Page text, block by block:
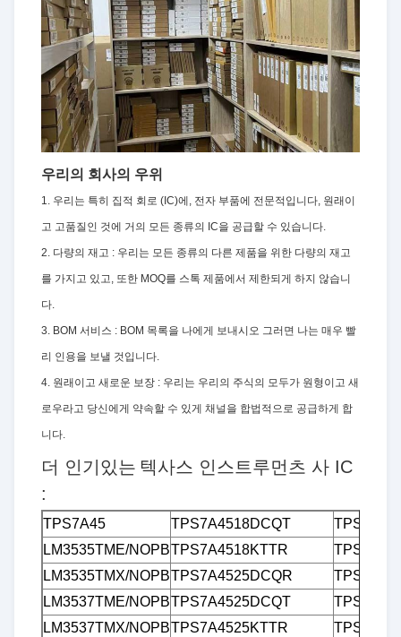
우리의 회사의 우위
1. 우리는 특히 집적 회로 (IC)에, 전자 부품에 전문적입니다, 원래이
고 고품질인 것에 거의 모든 종류의 IC을 공급할 수 있습니다.
2. 다량의 재고 : 우리는 모든 종류의 다른 제품을 위한 다량의 재고
를 가지고 있고, 또한 MOQ를 스톡 제품에서 제한되게 하지 않습니
다.
3. BOM 서비스 : BOM 목록을 나에게 보내시오 그러면 나는 매우 빨
리 인용을 보낼 것입니다.
4. 원래이고 새로운 보장 : 우리는 우리의 주식의 모두가 원형이고 새
로우라고 당신에게 약속할 수 있게 채널을 합법적으로 공급하게 합
니다.
더 인기있는 텍사스 인스트루먼츠 사 IC
:
TPS7A45 TPS7A4518DCQT
LM3535TME/NOPBTPS7A4518KTTR
LM3535TMX/NOPBTPS7A4525DCQR
LM3537TME/NOPBTPS7A4525DCQT
LM3537TMX/NOPBTPS7A4525KTTR